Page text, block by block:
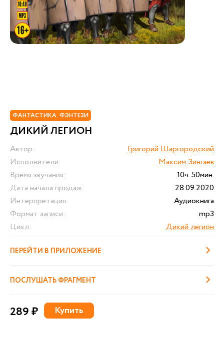
ФАНТАСТИКА. ФЭНТЕЗИ
ДИКИЙ ЛЕГИОН
Автор:
Григорий Шаргородский
Исполнители:
Максим Зингаев
Время звучания:
10ч. 50мин.
Дата начала продаж:
28.09.2020
Интерпретация:
Аудиокнига
Формат записи:
mp3
Цикл:
Дикий легион
ПЕРЕЙТИ В ПРИЛОЖЕНИЕ
ПОСЛУШАТЬ ФРАГМЕНТ
289 ₽ Купить